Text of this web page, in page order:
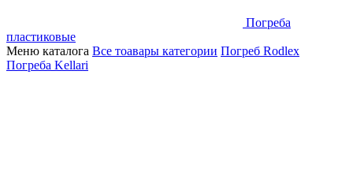
Погреба
пластиковые
Меню каталога Все тоавары категории Погреб Rodlex
Погреба Kellari